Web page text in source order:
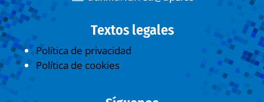
Textos legales
Política de privacidad
Política de cookies